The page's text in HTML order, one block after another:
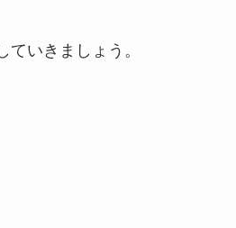
ていきましょう。